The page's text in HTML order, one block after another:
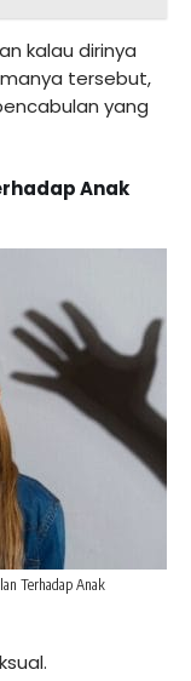
kalau dirinya
tersebut,
yang
Anak
Terhadap Anak